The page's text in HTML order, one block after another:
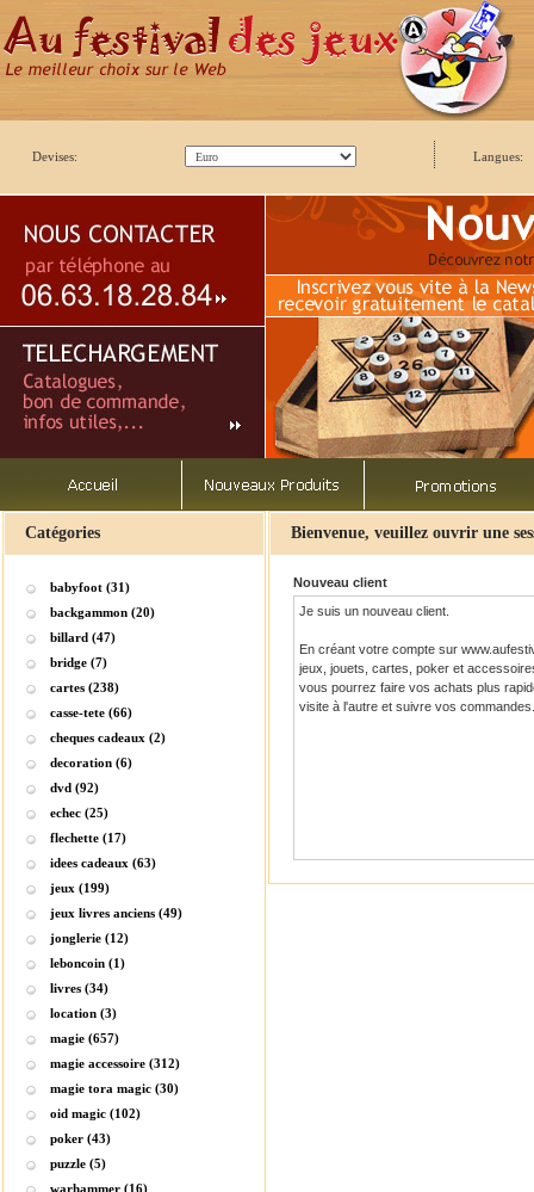
Devises: Langues:
Catégories
babyfoot (31)
backgammon (20)
billard (47)
bridge (7)
cartes (238)
casse-tete (66)
cheques cadeaux (2)
decoration (6)
dvd (92)
echec (25)
flechette (17)
idees cadeaux (63)
jeux (199)
jeux livres anciens (49)
jonglerie (12)
leboncoin (1)
livres (34)
location (3)
magie (657)
magie accessoire (312)
magie tora magic (30)
oid magic (102)
poker (43)
puzzle (5)
warhammer (16)
Bienvenue, veuillez ouvrir une
Nouveau client
Je suis un nouveau client.
En créant votre compte sur
jeux, jouets, cartes, poker et
vous pourrez faire vos achats plus
visite à l'autre et suivre vos commandes.